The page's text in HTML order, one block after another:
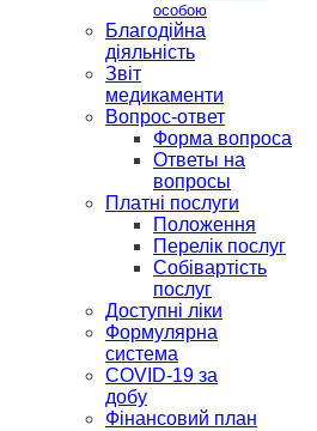
особою
Благодійна
діяльність
Звіт
медикаменти
Вопрос-ответ
Форма вопроса
Ответы на
вопросы
Платні послуги
Положення
Перелік послуг
Собівартість
послуг
Доступні ліки
Формулярна
система
COVID-19 за
добу
Фінансовий план